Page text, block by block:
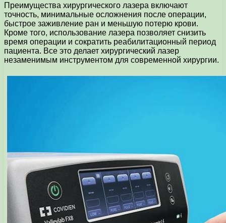
Преимущества хирургического лазера включают
точность, минимальные осложнения после операции,
быстрое заживление ран и меньшую потерю крови.
Кроме того, использование лазера позволяет снизить
время операции и сократить реабилитационный период
пациента. Все это делает хирургический лазер
незаменимым инструментом для современной хирургии.